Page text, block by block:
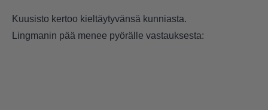
Kuusisto kertoo kieltäytyvänsä kunniasta.
Lingmanin pää menee pyörälle vastauksesta: